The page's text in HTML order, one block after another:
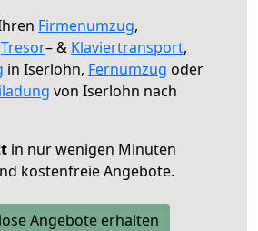
Firmenumzug,
Tresor– & Klaviertransport,
in Iserlohn, Fernumzug oder
von Iserlohn nach
in nur wenigen Minuten
kostenfreie Angebote.
Angebote erhalten